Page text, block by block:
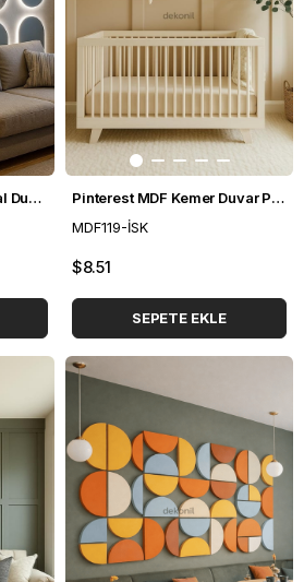
Pinterest MDF Yarım Oval Duvar Paneli 36*88 cm Pinterest MDF Kemer Duvar Paneli 54*300 cm
MDF119-İSK
$8.51
SEPETE EKLE